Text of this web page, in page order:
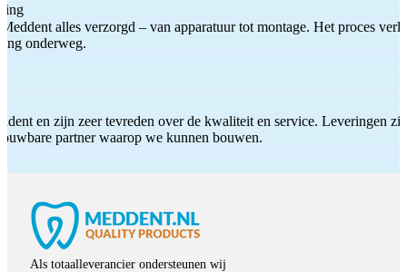
alles verzorgd – van apparatuur tot montage. Het proces
onderweg.
en zijn zeer tevreden over de kwaliteit en service. Leveringen
partner waarop we kunnen bouwen.
Als totaalleverancier ondersteunen wij